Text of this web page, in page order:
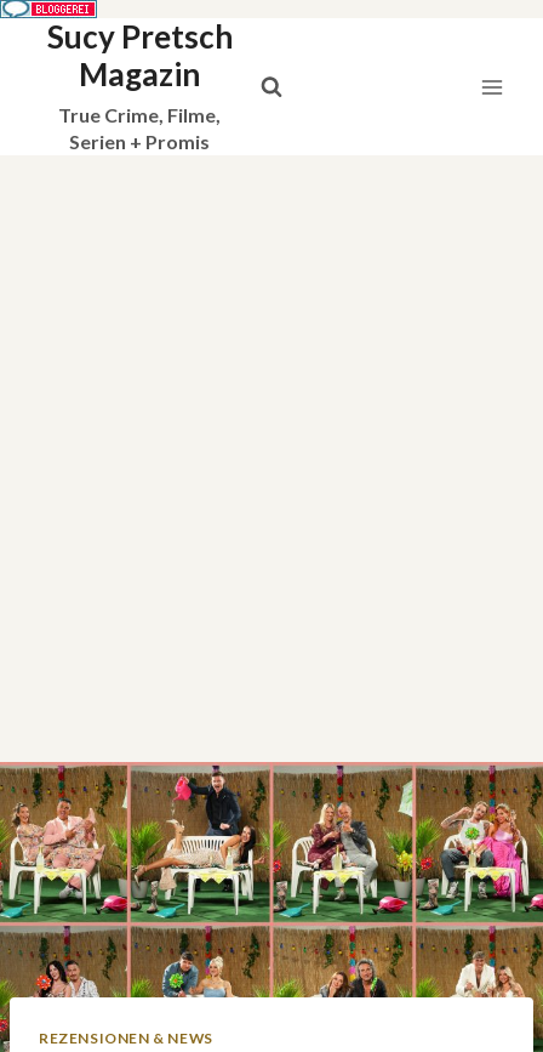
Sucy Pretsch
Magazin
True Crime, Filme,
Serien + Promis
REZENSIONEN & NEWS